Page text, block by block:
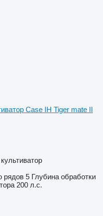
Case IH Tiger mate II
рядов 5 Глубина обработки
200 л.с.